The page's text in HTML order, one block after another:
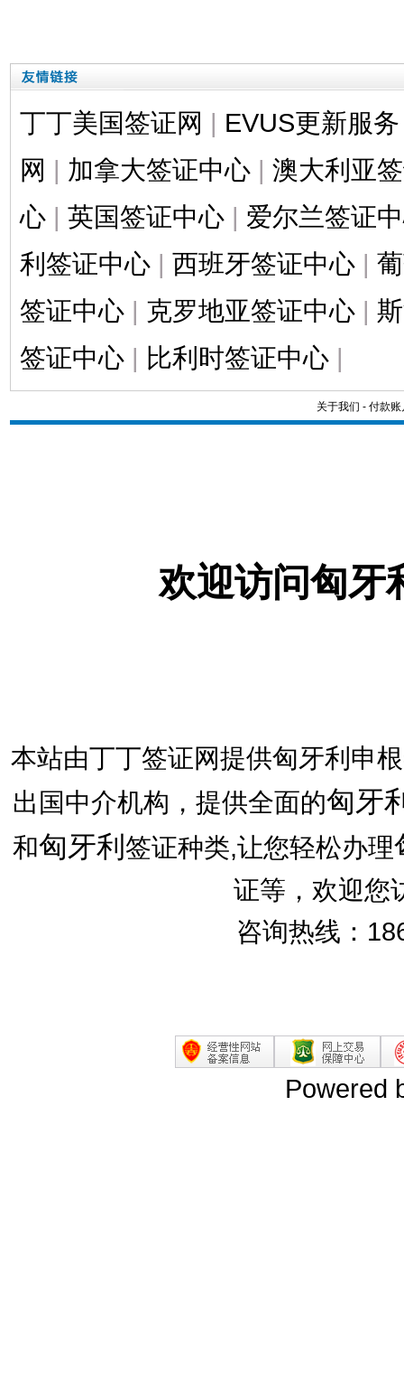
丁丁美国签证网 | EVUS更新服务
网 | 加拿大签证中心 | 澳大利亚
心 | 英国签证中心 | 爱尔兰签证
利签证中心 | 西班牙签证中心 |
签证中心 | 克罗地亚签证中心 |
签证中心 | 比利时签证中心 |
关于我们 - 付款账
欢迎访问匈牙
本站由丁丁签证网提供匈牙利申
出国中介机构，提供全面的匈牙
和匈牙利 签证种类,让您轻松办理
证等，欢迎您
咨询热线：
Powered